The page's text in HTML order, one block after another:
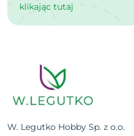
klikając tutaj
W. Legutko Hobby Sp. z o.o.